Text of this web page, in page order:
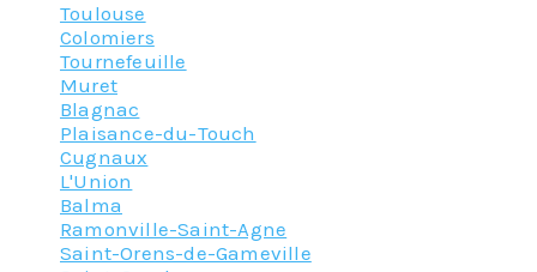
Toulouse
Colomiers
Tournefeuille
Muret
Blagnac
Plaisance-du-Touch
Cugnaux
L'Union
Balma
Ramonville-Saint-Agne
Saint-Orens-de-Gameville